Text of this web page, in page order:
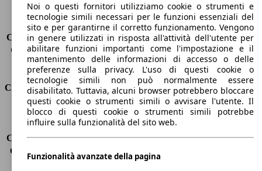
Sedili
5
Carico sul tetto
-
Capacità di traino (senza freni) -
Capacità di traino (con freni)
2100 kg
Volume del bagagliaio
521 - 1810 l
Consumi
Emissioni di CO2*
134 g/km (komb.)
Consumo (urbano)
6.1 l/100km
Consumo (extra-urbano) 4.5 l/100km
Consumo (combinato)*
5.1 l/100km
Noi o questi fornitori utilizziamo cookie o strumenti e
tecnologie simili necessari per le funzioni essenziali del
sito e per garantirne il corretto funzionamento. Vengono
in genere utilizzati in risposta all'attività dell'utente per
abilitare funzioni importanti come l'impostazione e il
mantenimento delle informazioni di accesso o delle
preferenze sulla privacy. L'uso di questi cookie o
tecnologie simili non può normalmente essere
disabilitato. Tuttavia, alcuni browser potrebbero bloccare
questi cookie o strumenti simili o avvisare l'utente. Il
blocco di questi cookie o strumenti simili potrebbe
influire sulla funzionalità del sito web.
Funzionalità avanzate della pagina